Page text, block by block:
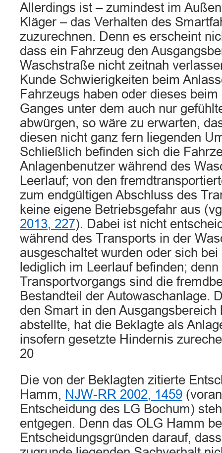
Allerdings ist – zumindest im
Kläger – das Verhalten des
zuzurechnen. Denn es erscheint
dass ein Fahrzeug den
Waschstraße nicht zeitnah
Kunde Schwierigkeiten beim
Fahrzeugs haben oder dieses
Ganges unter dem auch nur
abwürgen, so wäre zu erwarten,
diesen nicht ganz fern liegenden
Schließlich befinden sich die
Anlagenbenutzer während des
Leerlauf; von den
zum endgültigen Abschluss des
keine eigene Betriebsgefahr aus
2013, 227). Dabei ist nicht
während des Transports in der
ausgeschaltet wurden oder sich
lediglich im Leerlauf befinden;
Transportvorgangs sind die
Bestandteil der Autowaschanlage.
den Smart in den Ausgangsbereich
abstellte, hat die Beklagte als
insofern gesetzte Hindernis
20
Die von der Beklagten zitierte
Hamm, NJW-RR 2002, 1459
Entscheidung des LG Bochum)
entgegen. Denn das OLG Hamm
Entscheidungsgründen darauf,